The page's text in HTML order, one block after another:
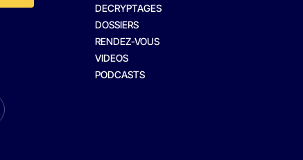
DECRYPTAGES
DOSSIERS
RENDEZ-VOUS
VIDEOS
PODCASTS